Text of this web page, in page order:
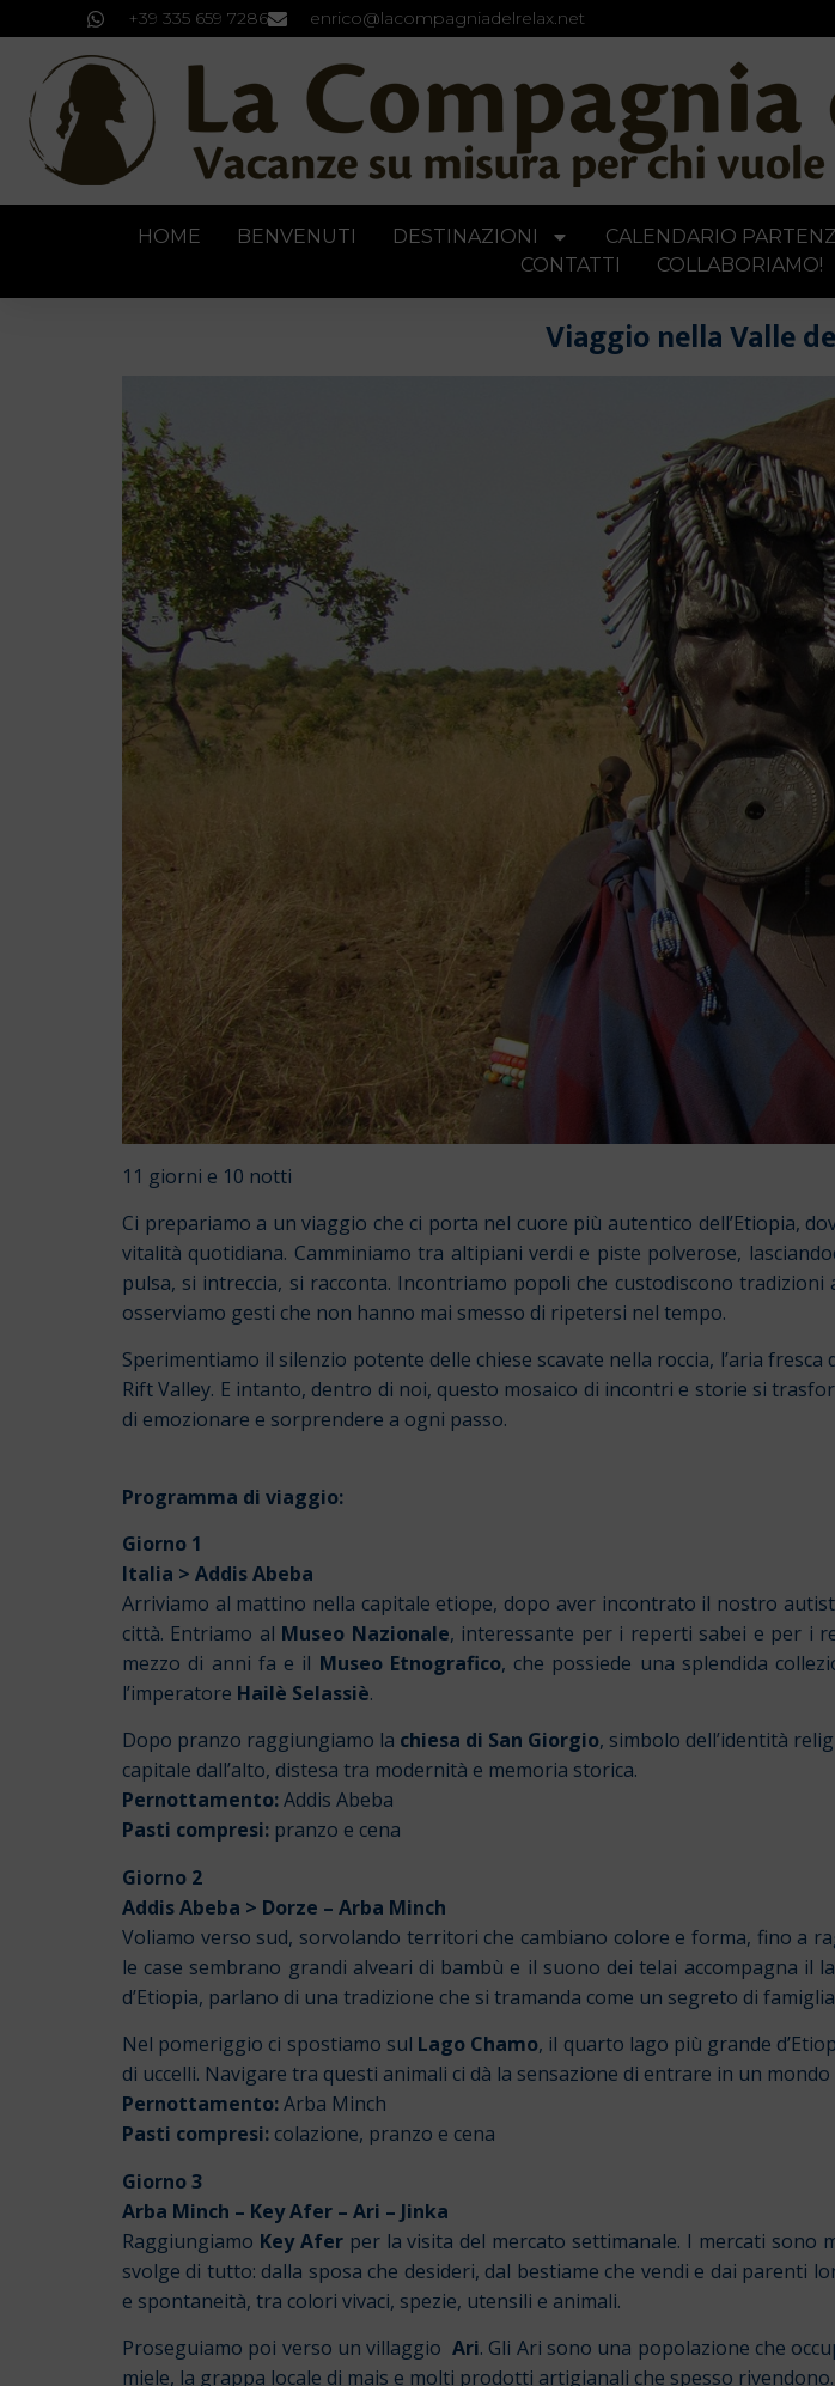
+39 335 659 7286 enrico@lacompagniadelrelax.net
HOME BENVENUTI DESTINAZIONI CALENDARIO
CONTATTI
COLLABORIAMO!
Viaggio nella Valle
11 giorni e 10 notti
Ci prepariamo a un viaggio che ci porta nel cuore più autentico dell’Etiopia,
vitalità quotidiana. Camminiamo tra altipiani verdi e piste polverose,
pulsa, si intreccia, si racconta. Incontriamo popoli che custodiscono
osserviamo gesti che non hanno mai smesso di ripetersi nel tempo.
Sperimentiamo il silenzio potente delle chiese scavate nella roccia, l’aria
Rift Valley. E intanto, dentro di noi, questo mosaico di incontri e storie si
di emozionare e sorprendere a ogni passo.
Programma di viaggio:
Giorno 1
Italia > Addis Abeba
Arriviamo al mattino nella capitale etiope, dopo aver incontrato il nostro
città. Entriamo al Museo Nazionale, interessante per i reperti sabei e per i
mezzo di anni fa e il Museo Etnografico, che possiede una splendida
l’imperatore Hailè Selassiè.
Dopo pranzo raggiungiamo la chiesa di San Giorgio, simbolo dell’identità
capitale dall’alto, distesa tra modernità e memoria storica.
Pernottamento:Addis Abeba
Pasti compresi: pranzo e cena
Giorno 2
Addis Abeba > Dorze – Arba Minch
Voliamo verso sud, sorvolando territori che cambiano colore e forma, fino a
le case sembrano grandi alveari di bambù e il suono dei telai accompagna
d’Etiopia, parlano di una tradizione che si tramanda come un segreto di
Nel pomeriggio ci spostiamo sul Lago Chamo, il quarto lago più grande
di uccelli. Navigare tra questi animali ci dà la sensazione di entrare in un
Pernottamento:Arba Minch
Pasti compresi: colazione, pranzo e cena
Giorno 3
Arba Minch – Key Afer – Ari – Jinka
Raggiungiamo Key Aferper la visita del mercato settimanale. I mercati sono
svolge di tutto: dalla sposa che desideri, dal bestiame che vendi e dai parenti
e spontaneità, tra colori vivaci, spezie, utensili e animali.
Proseguiamo poi verso un villaggio Ari. Gli Ari sono una popolazione che
miele, la grappa locale di mais e molti prodotti artigianali che spesso rivendono.